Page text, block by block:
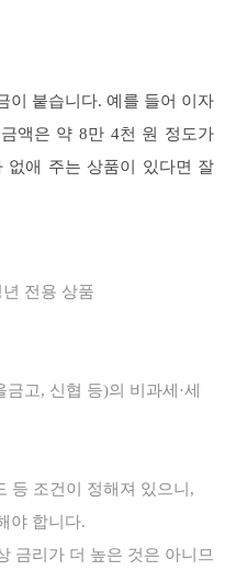
이 붙습니다. 예를 들어 이자
액은 약 8만 4천 원 정도가
없애 주는 상품이 있다면 잘
전용 상품
고, 신협 등)의 비과세·세
등 조건이 정해져 있으니,
야 합니다.
금리가 더 높은 것은 아니므